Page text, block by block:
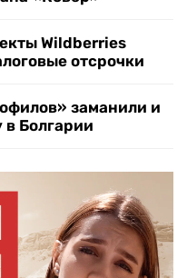
Wildberries
отсрочки
заманили и
Болгарии